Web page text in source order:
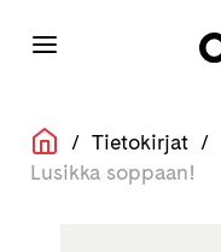
/ Tietokirjat/
Lusikka soppaan!